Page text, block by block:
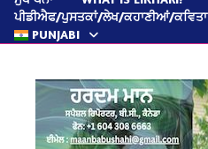
ਪੀਡੀਐਫ/ਪੁਸਤਕਾਂ/ਲੇਖ/ਕਹਾਣੀਆਂ/ਕਵਿਤਾ
PUNJABI